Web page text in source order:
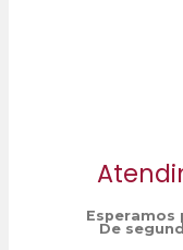
Esperamos
De